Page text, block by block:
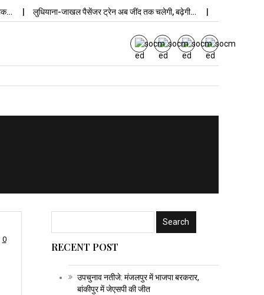
लुधियाना-जाखल पैसेंजर ट्रेन अब जींद तक चलेगी, बढ़ेगी…
0
RECENT POST
उपचुनाव नतीजे: मंजलपुर में भाजपा बरकरार,
बांकीपुर में जेएसपी की जीत